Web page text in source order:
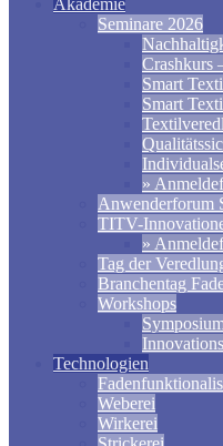
Akademie
Seminare 2026
Crashkurs
Smart
Smart
»
TITV-
»
Tag der
Branchentag
Workshops
Technologien
Weberei
Wirkerei